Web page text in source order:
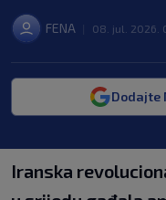
FENA 08. jul. 2026.
Dodajte
Iranska